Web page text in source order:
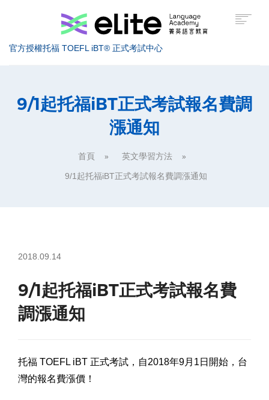
官方授權托福 TOEFL iBT® 正式考試中心
托福考試介紹
9/1起托福iBT正式考試報名費調
漲通知
首頁 英文學習方法
9/1起托福iBT正式考試報名費調漲通知
2018.09.14
9/1起托福iBT正式考試報名費
調漲通知
托福 TOEFL iBT 正式考試，自2018年9月1日開始，台
灣的報名費漲價！